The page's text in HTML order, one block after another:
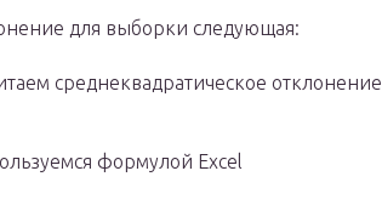
для выборки следующая:
среднеквадратическое отклонение
формулой Excel